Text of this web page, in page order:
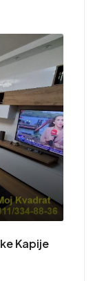
Kapije